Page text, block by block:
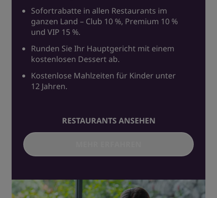
Sofortrabatte in allen Restaurants im
ganzen Land – Club 10 %, Premium 10 %
und VIP 15 %.
Runden Sie Ihr Hauptgericht mit einem
kostenlosen Dessert ab.
Kostenlose Mahlzeiten für Kinder unter
12 Jahren.
RESTAURANTS ANSEHEN